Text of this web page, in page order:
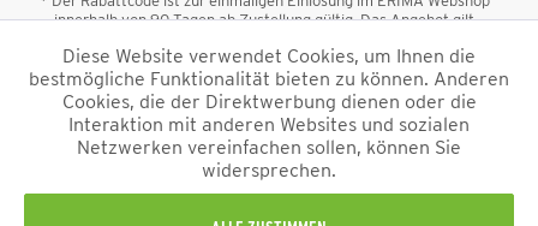
innerhalb von 90 Tagen ab Zustellung gültig. Das Angebot gilt
sowie Geschenkgutscheine sind vom Rabatt ausgeschlossen. Der
Rabattcode ist nicht mit anderen Aktionen oder Gutscheinen
kombinierbar. Der Mindestbestellwert beträgt 50 €
*Alle Preise verstehen sich inkl. Mehrwertsteuer und zzgl.
und ggf. Nachnahmegebühren, wenn nicht anders
beschrieben.
Diese Website verwendet Cookies, um Ihnen die
bestmögliche Funktionalität bieten zu können. Anderen
Cookies, die der Direktwerbung dienen oder die
Interaktion mit anderen Websites und sozialen
Netzwerken vereinfachen sollen, können Sie
widersprechen.